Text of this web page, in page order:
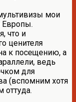
мои
Европы.
что и
ценителя
к посещению, а
ведь
для
(вспомним хотя
оттуда.